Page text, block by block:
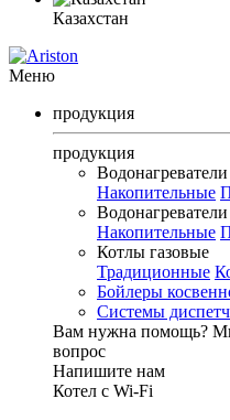
Казахстан
Меню
продукция
продукция
Накопительные
Накопительные
Котлы газовые
Традиционные
Бойлеры
Системы
Вам нужна помощь?
вопрос
Напишите нам
Котел с Wi-Fi